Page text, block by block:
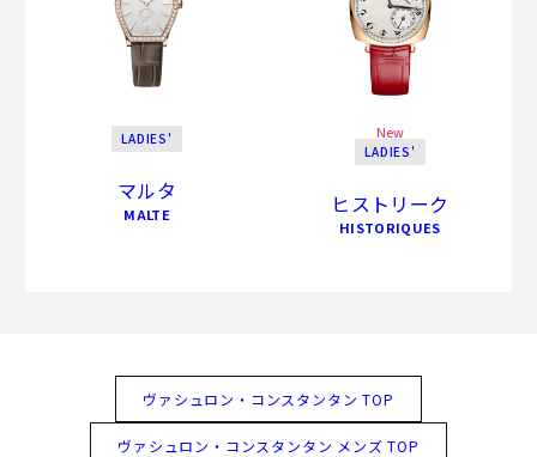
LADIES'
マルタ
MALTE
New
LADIES'
ヒストリーク
HISTORIQUES
ヴァシュロン・コンスタンタン TOP
ヴァシュロン・コンスタンタン メンズ TOP